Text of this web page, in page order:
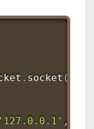
. socket (
'127.0.0.1' ,